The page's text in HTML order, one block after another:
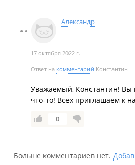
Александр
17 октября 2022 г.
Ответ на комментарий Константин
Уважаемый, Константин! Вы
что-то! Всех приглашаем к
0
Больше комментариев нет.